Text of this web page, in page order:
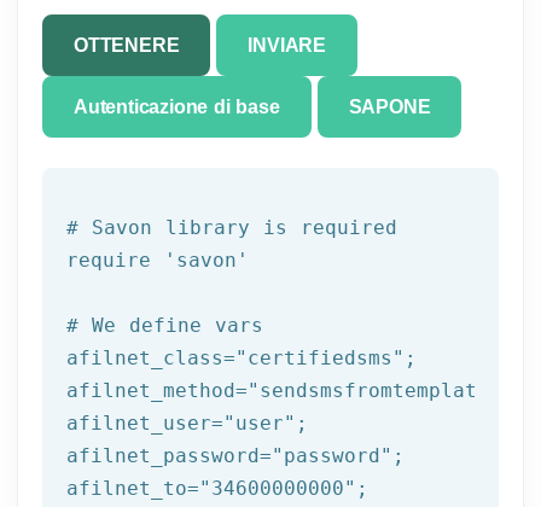
OTTENERE INVIARE
Autenticazione di base SAPONE
# Savon library is required
require
'savon'
# We define vars
afilnet_class="certifiedsms" ;
afilnet_method="sendsmsfromtemplate"
afilnet_user="user" ;
afilnet_password="password" ;
afilnet_to="34600000000" ;